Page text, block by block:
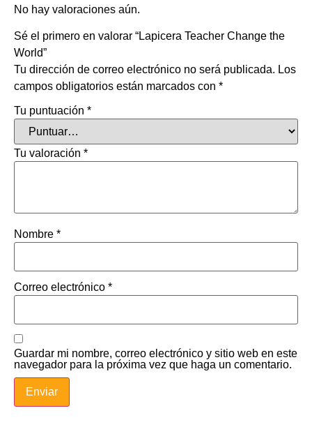
No hay valoraciones aún.
Sé el primero en valorar “Lapicera Teacher Change the
World”
Tu dirección de correo electrónico no será publicada. Los
campos obligatorios están marcados con *
Tu puntuación *
Tu valoración *
Nombre *
Correo electrónico *
Guardar mi nombre, correo electrónico y sitio web en este
navegador para la próxima vez que haga un comentario.